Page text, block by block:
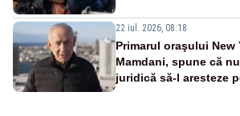
22 iul. 2026, 08:18
Primarul oraşului New
Mamdani, spune că
juridică să-l aresteze